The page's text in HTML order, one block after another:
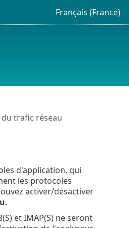
Français (France)
trafic réseau
d'application, qui
les protocoles
activer/désactiver
.
et IMAP(S) ne seront